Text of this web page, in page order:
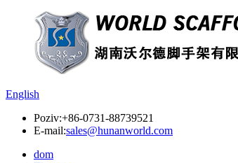
English
Poziv:+86-0731-88739521
E-mail:sales@hunanworld.com
dom